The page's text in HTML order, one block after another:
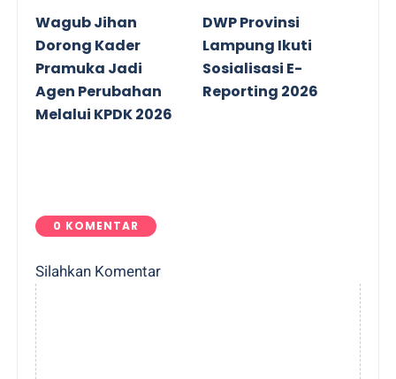
Wagub Jihan
Dorong Kader
Pramuka Jadi
Agen Perubahan
Melalui KPDK 2026
DWP Provinsi
Lampung Ikuti
Sosialisasi E-
Reporting 2026
0 KOMENTAR
Silahkan Komentar